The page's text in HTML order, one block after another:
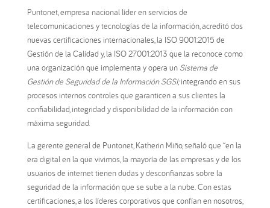
Puntonet, empresa nacional líder en servicios de
telecomunicaciones y tecnologías de la información, acreditó dos
nuevas certificaciones internacionales, la ISO 9001:2015 de
Gestión de la Calidad y, la ISO 27001:2013 que la reconoce como
una organización que implementa y opera un Sistema de
Gestión de Seguridad de la Información SGSI;integrando en sus
procesos internos controles que garanticen a sus clientes la
confiabilidad, integridad y disponibilidad de la información con
máxima seguridad.
La gerente general de Puntonet, Katherin Miño, señaló que “en la
era digital en la que vivimos, la mayoría de las empresas y de los
usuarios de internet tienen dudas y desconfianzas sobre la
seguridad de la información que se sube a la nube. Con estas
certificaciones, a los líderes corporativos que confían en nosotros,